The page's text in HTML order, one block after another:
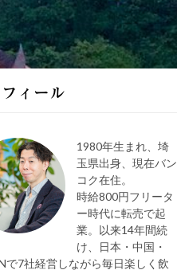
ィール
1980年生まれ、埼
玉県出身、現在バン
コク在住。
時給800円フリータ
ー時代に転売で起
業。以来14年間続
け、日本・中国・
で7社経営しながら毎日楽しく飲